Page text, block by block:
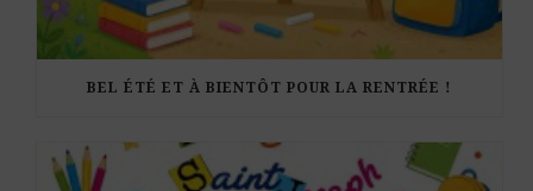
BEL ÉTÉ ET À BIENTÔT POUR LA RENTRÉE !